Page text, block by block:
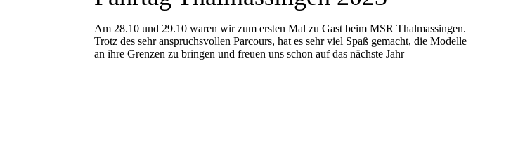
Am 28.10 und 29.10 waren wir zum ersten Mal zu Gast beim MSR Thalmassingen.
Trotz des sehr anspruchsvollen Parcours, hat es sehr viel Spaß gemacht, die Modelle
an ihre Grenzen zu bringen und freuen uns schon auf das nächste Jahr